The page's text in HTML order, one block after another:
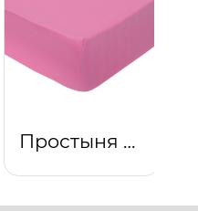
Простыня на резинке "Клюквенный"